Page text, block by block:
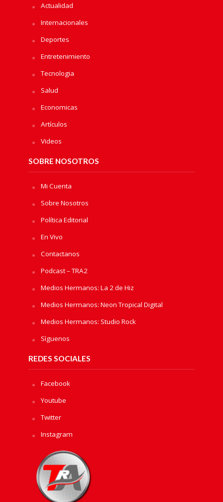
Actualidad
Internacionales
Deportes
Entretenimiento
Tecnologia
Salud
Economicas
Artículos
Videos
SOBRE NOSOTROS
Mi Cuenta
Sobre Nosotros
Política Editorial
En Vivo
Contactanos
Podcast – TRA2
Medios Hermanos: La 2 de Hiz
Medios Hermanos: Neon Tropical Digital
Medios Hermanos: Studio Rock
Sìguenos
REDES SOCIALES
Facebook
Youtube
Twitter
Instagram